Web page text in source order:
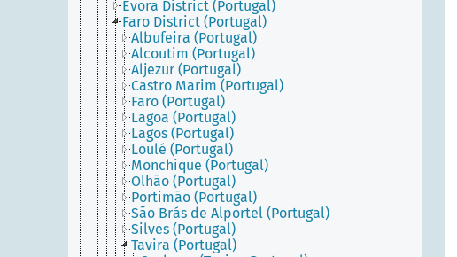
Évora District (Portugal)
Faro District (Portugal)
Albufeira (Portugal)
Alcoutim (Portugal)
Aljezur (Portugal)
Castro Marim (Portugal)
Faro (Portugal)
Lagoa (Portugal)
Lagos (Portugal)
Loulé (Portugal)
Monchique (Portugal)
Olhão (Portugal)
Portimão (Portugal)
São Brás de Alportel (Portugal)
Silves (Portugal)
Tavira (Portugal)